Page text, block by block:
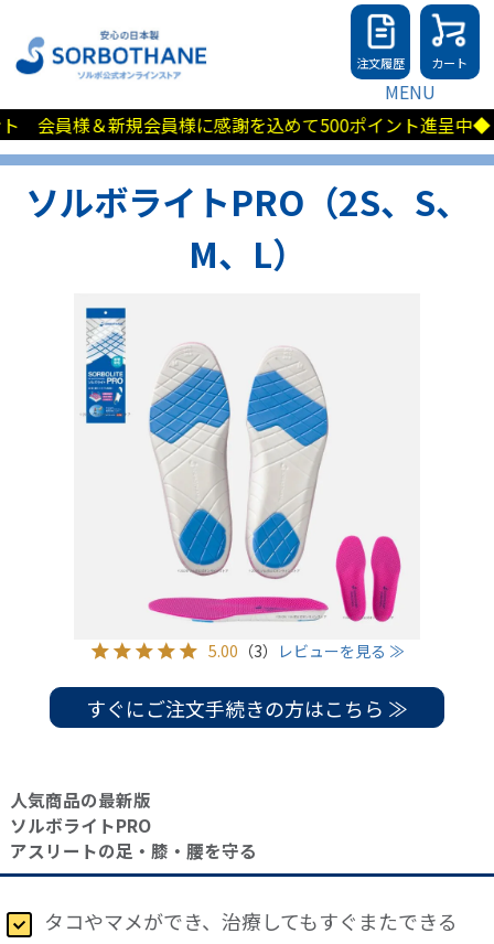
注文履歴 カート
MENU
新規会員様に感謝を込めて500ポイント進呈中◆
ソルボライトPRO（2S、S、
M、L）
5.00 （3） レビューを見る ≫
すぐにご注文手続きの方はこちら ≫
人気商品の最新版
ソルボライトPRO
アスリートの足・膝・腰を守る
タコやマメができ、治療してもすぐまたできる